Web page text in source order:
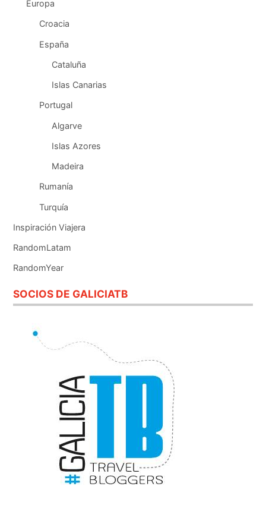
Europa
Croacia
España
Cataluña
Islas Canarias
Portugal
Algarve
Islas Azores
Madeira
Rumanía
Turquía
Inspiración Viajera
RandomLatam
RandomYear
SOCIOS DE GALICIATB